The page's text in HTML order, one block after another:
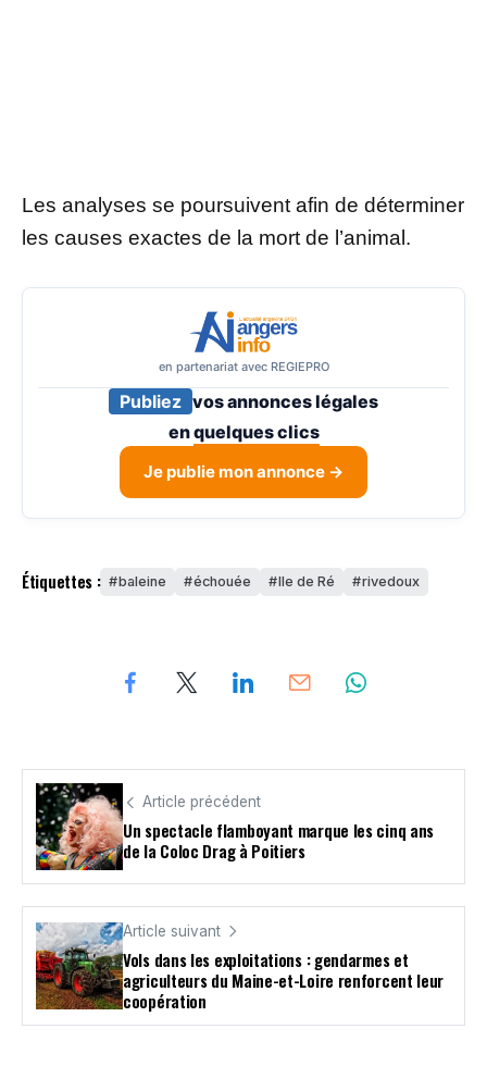
Les analyses se poursuivent afin de déterminer
les causes exactes de la mort de l’animal.
en partenariat avec REGIEPRO
Publiez vos annonces légales
enquelques clics
Je publie mon annonce →
Étiquettes : baleine échouée Ile de Ré rivedoux
Article précédent
Un spectacle flamboyant marque les cinq ans
de la Coloc Drag à Poitiers
Article suivant
Vols dans les exploitations : gendarmes et
agriculteurs du Maine-et-Loire renforcent leur
coopération